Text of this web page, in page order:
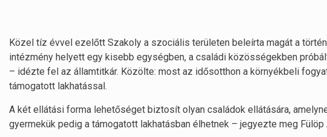
Közel tíz évvel ezelőtt Szakoly a szociális területen beleírta magát a
intézmény helyett egy kisebb egységben, a családi közösségekben
– idézte fel az államtitkár. Közölte: most az idősotthon a környékbeli
támogatott lakhatással.
A két ellátási forma lehetőséget biztosít olyan családok ellátására,
gyermekük pedig a támogatott lakhatásban élhetnek – jegyezte meg Fülöp